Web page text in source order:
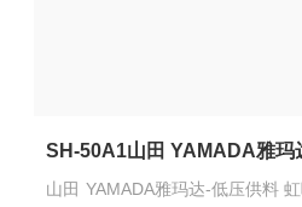
SH-50A1山田 YAMADA雅玛
山田 YAMADA雅玛达-低压供料